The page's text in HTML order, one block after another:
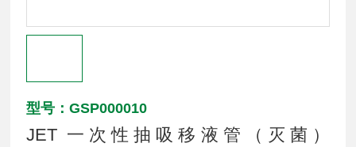
型号：GSP000010
JET 一次性抽吸移液管（灭菌）